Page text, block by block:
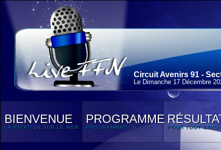
Circuit Avenirs 91 -
Le Dimanche 17 Décembre
BIENVENUE
LA NATATION SUR LE WEB
PROGRAMME
PROGRAMMATION POUR TOUT